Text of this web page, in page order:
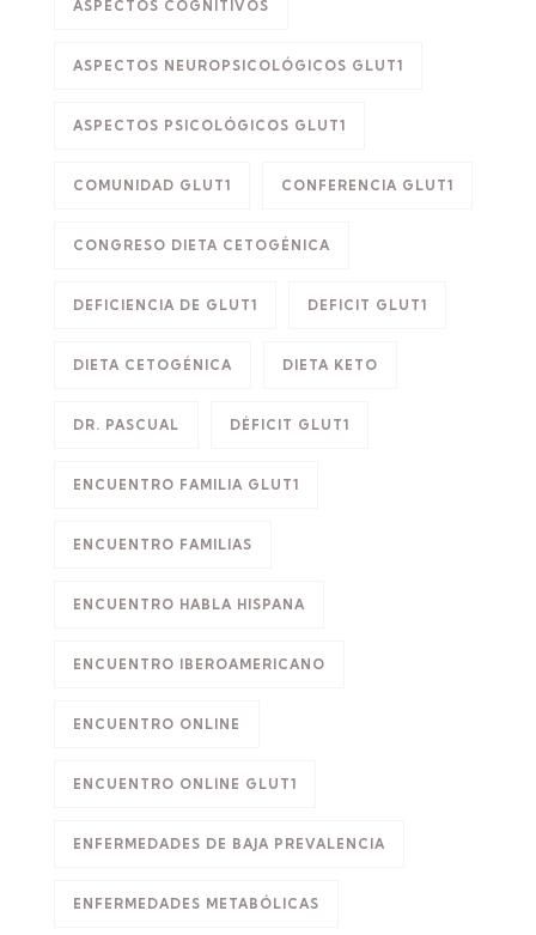
ASPECTOS COGNITIVOS
ASPECTOS NEUROPSICOLÓGICOS GLUT1
ASPECTOS PSICOLÓGICOS GLUT1
COMUNIDAD GLUT1 CONFERENCIA GLUT1
CONGRESO DIETA CETOGÉNICA
DEFICIENCIA DE GLUT1 DEFICIT GLUT1
DIETA CETOGÉNICA DIETA KETO
DR. PASCUAL DÉFICIT GLUT1
ENCUENTRO FAMILIA GLUT1
ENCUENTRO FAMILIAS
ENCUENTRO HABLA HISPANA
ENCUENTRO IBEROAMERICANO
ENCUENTRO ONLINE
ENCUENTRO ONLINE GLUT1
ENFERMEDADES DE BAJA PREVALENCIA
ENFERMEDADES METABÓLICAS